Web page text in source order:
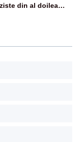
din al doilea